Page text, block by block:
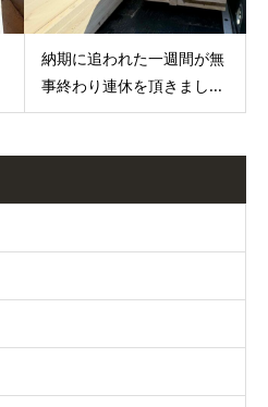
納期に追われた一週間が無
事終わり連休を頂きまし...